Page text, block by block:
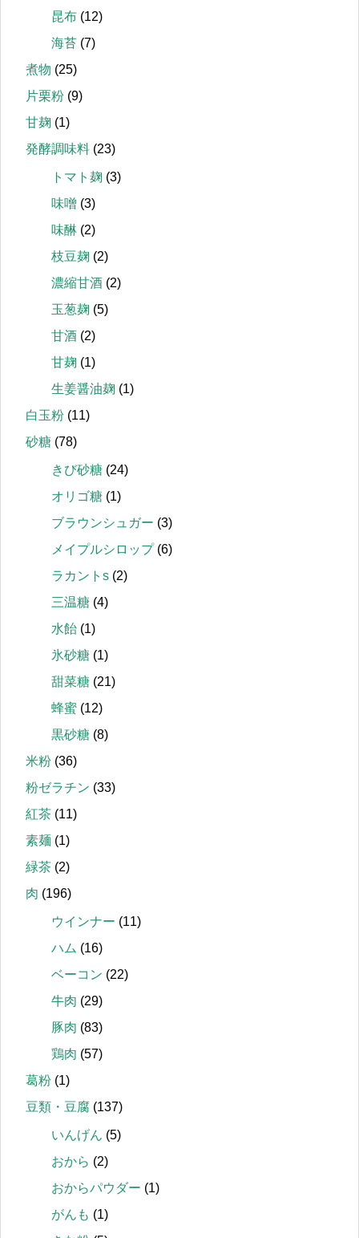
昆布 (12)
海苔 (7)
煮物 (25)
片栗粉 (9)
甘麹 (1)
発酵調味料 (23)
トマト麹 (3)
味噌 (3)
味醂 (2)
枝豆麹 (2)
濃縮甘酒 (2)
玉葱麹 (5)
甘酒 (2)
甘麹 (1)
生姜醤油麹 (1)
白玉粉 (11)
砂糖 (78)
きび砂糖 (24)
オリゴ糖 (1)
ブラウンシュガー (3)
メイプルシロップ(6)
ラカントs (2)
三温糖 (4)
水飴 (1)
氷砂糖 (1)
甜菜糖 (21)
蜂蜜 (12)
黒砂糖 (8)
米粉 (36)
粉ゼラチン (33)
紅茶 (11)
素麺 (1)
緑茶 (2)
肉 (196)
ウインナー (11)
ハム (16)
ベーコン (22)
牛肉 (29)
豚肉 (83)
鶏肉 (57)
葛粉 (1)
豆類・豆腐 (137)
いんげん (5)
おから (2)
おからパウダー (1)
がんも (1)